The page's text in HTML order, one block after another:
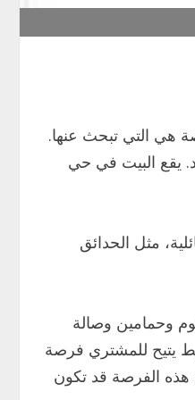
هي التي تبحث عنها.
يقع البيت في حي
مثل الحدائق
وحمامين وصالة
يتيح للمشتري فرصة
الفرصة قد تكون